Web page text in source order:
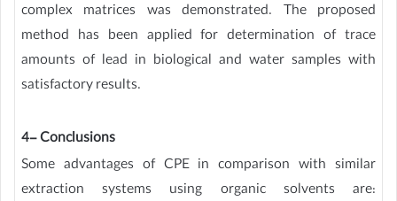
complex matrices was demonstrated. The proposed
method has been applied for determination of trace
amounts of lead in biological and water samples with
satisfactory results.
4- Conclusions
Some advantages of CPE in comparison with similar
extraction systems using organic solvents are: